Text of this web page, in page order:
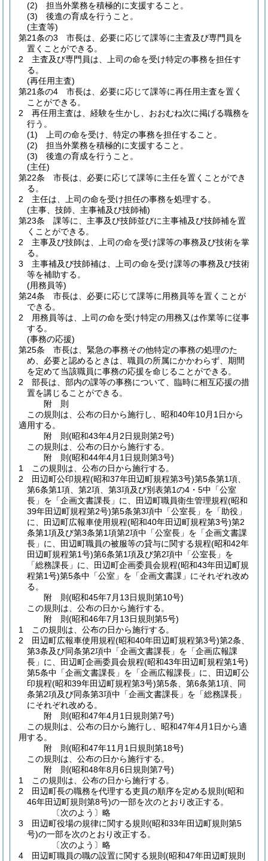
(2)
担当外業務を積極的に支援すること。
(3)
後進の育成を行うこと。
(主査等)
第21条の3
市長は、必要に応じて課等に主査及び専門員を
置くことができる。
2
主査及び専門員は、上司の命を受け特定の事務を担任す
る。
(再任用主査)
第21条の4
市長は、必要に応じて課等に再任用主査を置く
ことができる。
2
再任用主査は、経験を生かし、おおむね次に掲げる職務を
行う。
(1)
上司の命を受け、特定の事務を担任すること。
(2)
担当外業務を積極的に支援すること。
(3)
後進の育成を行うこと。
(主任)
第22条
市長は、必要に応じて課等に主任を置くことができ
る。
2
主任は、上司の命を受け担任の事務を処理する。
(主事、技師、主事補及び技師補)
第23条
課等に、主事及び技師並びに主事補及び技師補を置
くことができる。
2
主事及び技師は、上司の命を受け課等の事務及び技術を掌
る。
3
主事補及び技師補は、上司の命を受け課等の事務及び技術
等を補助する。
(用務員等)
第24条
市長は、必要に応じて課等に用務員等を置くことが
できる。
2
用務員等は、上司の命を受け特定の用務又は作業等に従事
する。
(事務の応援)
第25条
市長は、緊急の事務その他特定の事務の処理のた
め、必要と認めるときは、職員の所属にかかわらず、期間
を定めて当該職員に事務の応援を命じることができる。
2
部長は、部内の課等の事務について、臨時に相互応援の措
置を講じることができる。
附 則
この規則は、公布の日から施行し、昭和40年10月1日から
適用する。
附 則(昭和43年4月2日規則第2号)
この規則は、公布の日から施行する。
附 則(昭和44年4月1日規則第3号)
1
この規則は、公布の日から施行する。
2
田辺町公印規程(昭和37年田辺町規程第3号)第5条第1項、
第6条第1項、第2項、第3項及び別表第1の4・5中「公室
長」を「企画文書課長」に、田辺町職員衛生管理規程(昭和
39年田辺町規程第2号)第5条第3項中「公室長」を「助役」
に、田辺町広報車使用規程(昭和40年田辺町規程第3号)第2
条第1項及び第3条第1項第2項中「公室長」を「企画文書課
長」に、田辺町職員の被服等の貸与に関する規程(昭和42年
田辺町規程第1号)第6条第1項及び第2項中「公室長」を
「総務課長」に、田辺町企画委員会規程(昭和43年田辺町規
程第1号)第5条中「公室」を「企画文書課」にそれぞれ改め
る。
附 則(昭和45年7月13日規則第10号)
この規則は、公布の日から施行する。
附 則(昭和46年7月13日規則第5号)
1
この規則は、公布の日から施行する。
2
田辺町広報車使用規程(昭和40年田辺町規程第3号)第2条、
第3条及び同条第2項中「企画文書課長」を「企画広報課
長」に、田辺町企画委員会規程(昭和43年田辺町規程第1号)
第5条中「企画文書課長」を「企画広報課長」に、田辺町公
印規程(昭和39年田辺町規程第3号)第5条、第6条第1項、同
条第2項及び同条第3項中「企画文書課長」を「総務課長」
にそれぞれ改める。
附 則(昭和47年4月1日規則第7号)
この規則は、公布の日から施行し、昭和47年4月1日から適
用する。
附 則(昭和47年11月1日規則第18号)
この規則は、公布の日から施行する。
附 則(昭和48年8月6日規則第7号)
1
この規則は、公布の日から施行する。
2
田辺町長の職務を代理する吏員の順序を定める規則 (昭和
46年田辺町規則第8号)の一部を次のとおり改正する。
〔次のよう〕略
3
田辺町役場の規律に関する規則 (昭和33年田辺町規則第5
号)の一部を次のとおり改正する。
〔次のよう〕略
4
田辺町職員の職の設置に関する規則 (昭和47年田辺町規則